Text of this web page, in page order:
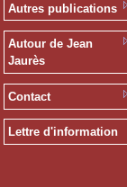
Autres publications
Autour de Jean
Jaurès
Contact
Lettre d'information